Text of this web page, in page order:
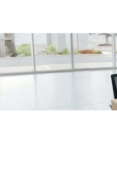
/fragments/plp-details